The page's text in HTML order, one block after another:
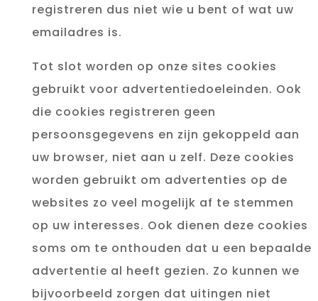
registreren dus niet wie u bent of wat uw
emailadres is.
Tot slot worden op onze sites cookies
gebruikt voor advertentiedoeleinden. Ook
die cookies registreren geen
persoonsgegevens en zijn gekoppeld aan
uw browser, niet aan u zelf. Deze cookies
worden gebruikt om advertenties op de
websites zo veel mogelijk af te stemmen
op uw interesses. Ook dienen deze cookies
soms om te onthouden dat u een bepaalde
advertentie al heeft gezien. Zo kunnen we
bijvoorbeeld zorgen dat uitingen niet